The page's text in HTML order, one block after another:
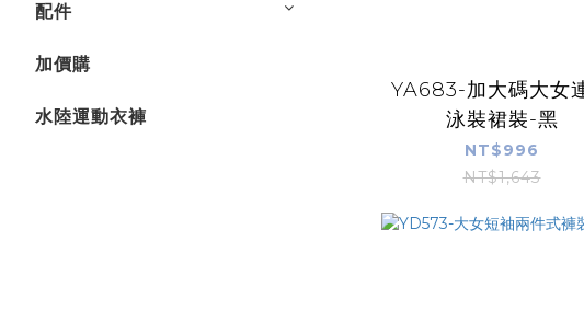
配件
加價購
水陸運動衣褲
YA683-加大碼大女
泳裝裙裝-黑
NT$996
NT$1,643